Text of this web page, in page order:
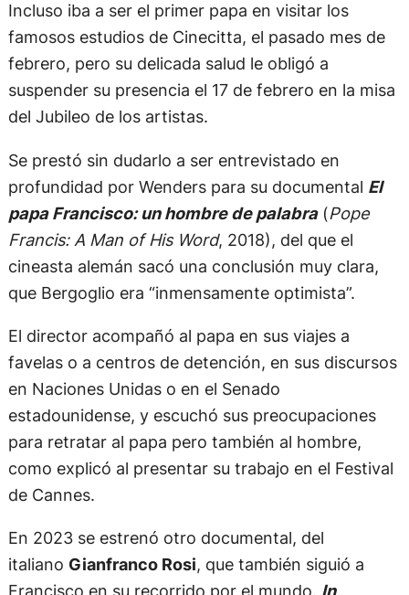
Incluso iba a ser el primer papa en visitar los
famosos estudios de Cinecitta, el pasado mes de
febrero, pero su delicada salud le obligó a
suspender su presencia el 17 de febrero en la misa
del Jubileo de los artistas.
Se prestó sin dudarlo a ser entrevistado en
profundidad por Wenders para su documental El
papa Francisco: un hombre de palabra(Pope
Francis: A Man of His Word, 2018), del que el
cineasta alemán sacó una conclusión muy clara,
que Bergoglio era “inmensamente optimista”.
El director acompañó al papa en sus viajes a
favelas o a centros de detención, en sus discursos
en Naciones Unidas o en el Senado
estadounidense, y escuchó sus preocupaciones
para retratar al papa pero también al hombre,
como explicó al presentar su trabajo en el Festival
de Cannes.
En 2023 se estrenó otro documental, del
italiano Gianfranco Rosi, que también siguió a